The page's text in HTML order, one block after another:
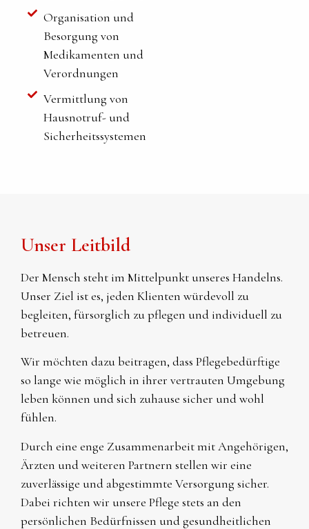
Organisation und
Besorgung von
Medikamenten und
Verordnungen
Vermittlung von
Hausnotruf- und
Sicherheitssystemen
Unser Leitbild
Der Mensch steht im Mittelpunkt unseres Handelns.
Unser Ziel ist es, jeden Klienten würdevoll zu
begleiten, fürsorglich zu pflegen und individuell zu
betreuen.
Wir möchten dazu beitragen, dass Pflegebedürftige
so lange wie möglich in ihrer vertrauten Umgebung
leben können und sich zuhause sicher und wohl
fühlen.
Durch eine enge Zusammenarbeit mit Angehörigen,
Ärzten und weiteren Partnern stellen wir eine
zuverlässige und abgestimmte Versorgung sicher.
Dabei richten wir unsere Pflege stets an den
persönlichen Bedürfnissen und gesundheitlichen